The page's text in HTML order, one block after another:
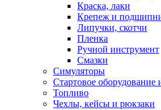
Краска, лаки
Крепеж и
Липучки, скотчи
Пленка
Ручной инструмент
Смазки
Симуляторы
Стартовое оборудование
Топливо
Чехлы, кейсы и рюкзаки